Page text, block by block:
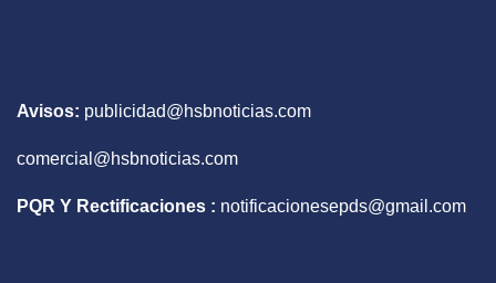
Avisos: publicidad@hsbnoticias.com
comercial@hsbnoticias.com
PQR Y Rectificaciones : notificacionesepds@gmail.com